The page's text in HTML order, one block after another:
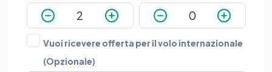
Vuoi ricevere offerta per il volo internazionale
(Opzionale)